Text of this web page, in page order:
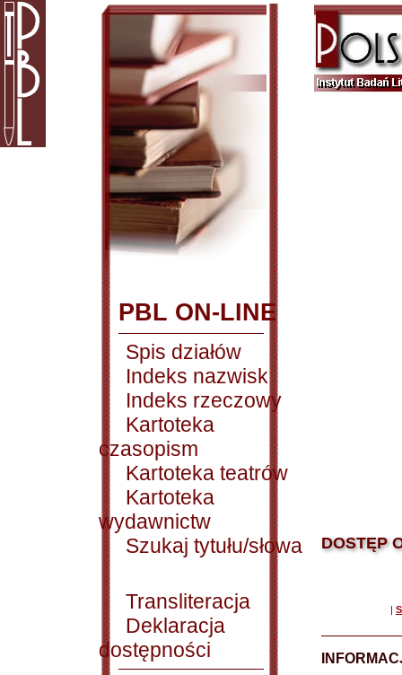
PBL ON-LINE
Spis działów
Indeks nazwisk
Indeks rzeczowy
Kartoteka
czasopism
Kartoteka teatrów
Kartoteka
wydawnictw
Szukaj tytułu/słowa
Transliteracja
Deklaracja
dostępności
DOSTĘP
|